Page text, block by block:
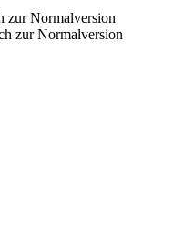
zur Normalversion
zur Normalversion